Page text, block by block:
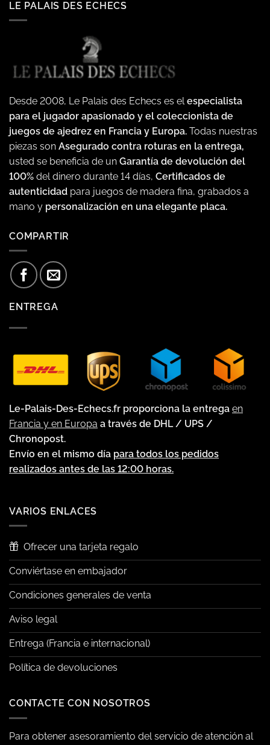
LE PALAIS DES ECHECS
Desde 2008, Le Palais des Echecs es elespecialista
para el jugador apasionado y el coleccionista de
juegos de ajedrez en Francia y Europa. Todas nuestras
piezas son Asegurado contra roturas en la entrega,
usted se beneficia de un Garantía de devolución del
100% del dinero durante 14 días, Certificados de
autenticidad para juegos de madera fina, grabados a
mano y personalización en una elegante placa.
COMPARTIR
ENTREGA
Le-Palais-Des-Echecs.fr proporciona la entrega en
Francia y en Europa a través de DHL / UPS /
Chronopost.
Envío en el mismo día para todos los pedidos
realizados antes de las 12:00 horas.
VARIOS ENLACES
Ofrecer una tarjeta regalo
Conviértase en embajador
Condiciones generales de venta
Aviso legal
Entrega (Francia e internacional)
Política de devoluciones
CONTACTE CON NOSOTROS
Para obtener asesoramiento del servicio de atención al